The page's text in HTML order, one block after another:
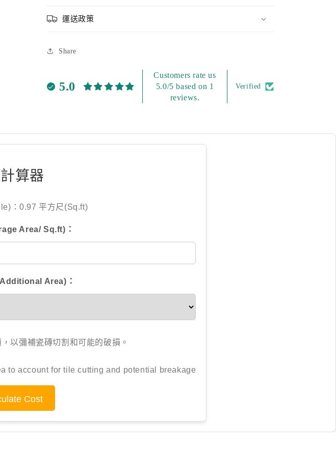
運送政策
Share
5.0
Customers rate us
5.0/5 based on 1
reviews.
Verified
算器
：0.97 平方尺(Sq.ft)
Area/ Sq.ft)：
Area)：
以彌補瓷磚切割和可能的破損。
to account for tile cutting and potential breakage
Cost